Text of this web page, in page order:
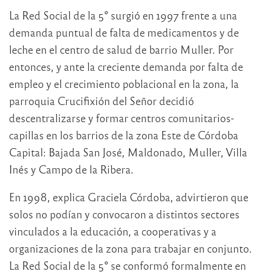
La Red Social de la 5° surgió en 1997 frente a una
demanda puntual de falta de medicamentos y de
leche en el centro de salud de barrio Muller. Por
entonces, y ante la creciente demanda por falta de
empleo y el crecimiento poblacional en la zona, la
parroquia Crucifixión del Señor decidió
descentralizarse y formar centros comunitarios-
capillas en los barrios de la zona Este de Córdoba
Capital: Bajada San José, Maldonado, Muller, Villa
Inés y Campo de la Ribera.
En 1998, explica Graciela Córdoba, advirtieron que
solos no podían y convocaron a distintos sectores
vinculados a la educación, a cooperativas y a
organizaciones de la zona para trabajar en conjunto.
La Red Social de la 5° se conformó formalmente en